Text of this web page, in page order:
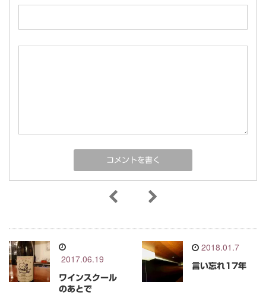
2017.06.19
ワインスクール
のあとで
2018.01.7
言い忘れ17年